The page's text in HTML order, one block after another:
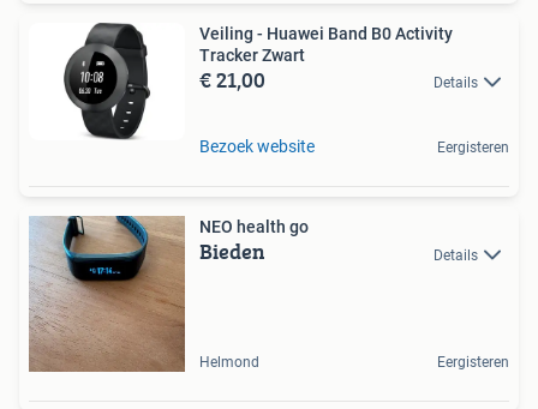
Veiling - Huawei Band B0 Activity
Tracker Zwart
€ 21,00 Details
Bezoek website Eergisteren
NEO health go
Bieden Details
Helmond Eergisteren